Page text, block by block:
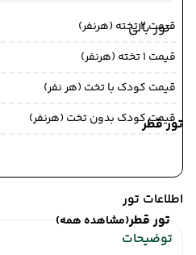
تور بالی
تور قطر
تور قطر(مشاهده همه)
قیمت 2 تخته (هرنفر)
قیمت 1 تخته (هرنفر)
قیمت کودک با تخت (هر نفر)
قیمت کودک بدون تخت (هرنفر)
اطلاعات تور
توضیحات